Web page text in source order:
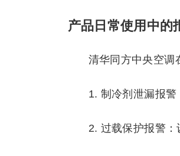
产品日常使用中的
清华同方中央空调
1. 制冷剂泄漏报警
2. 过载保护报警：